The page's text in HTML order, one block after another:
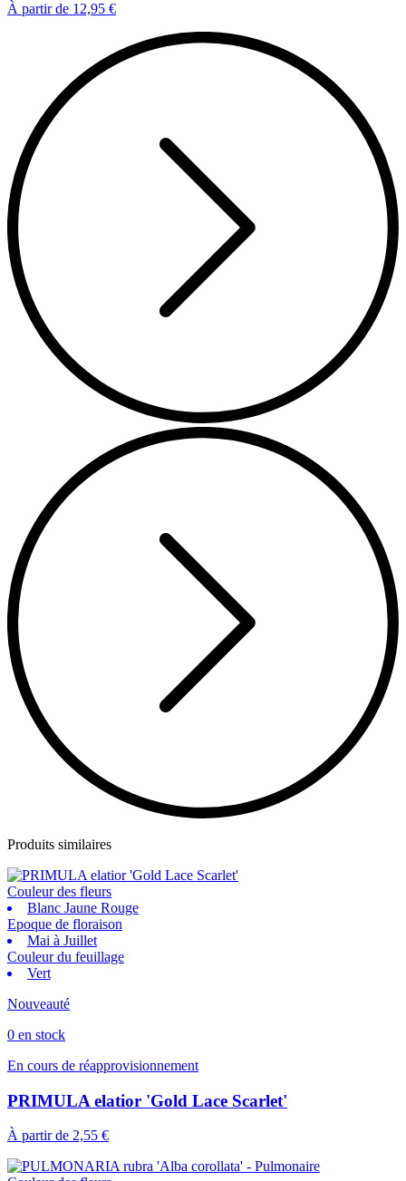
À partir de 12,95 €
Produits similaires
Couleur des fleurs
Blanc Jaune Rouge
Epoque de floraison
Mai à Juillet
Couleur du feuillage
Vert
Nouveauté
0 en stock
En cours de réapprovisionnement
PRIMULA elatior 'Gold Lace Scarlet'
À partir de 2,55 €